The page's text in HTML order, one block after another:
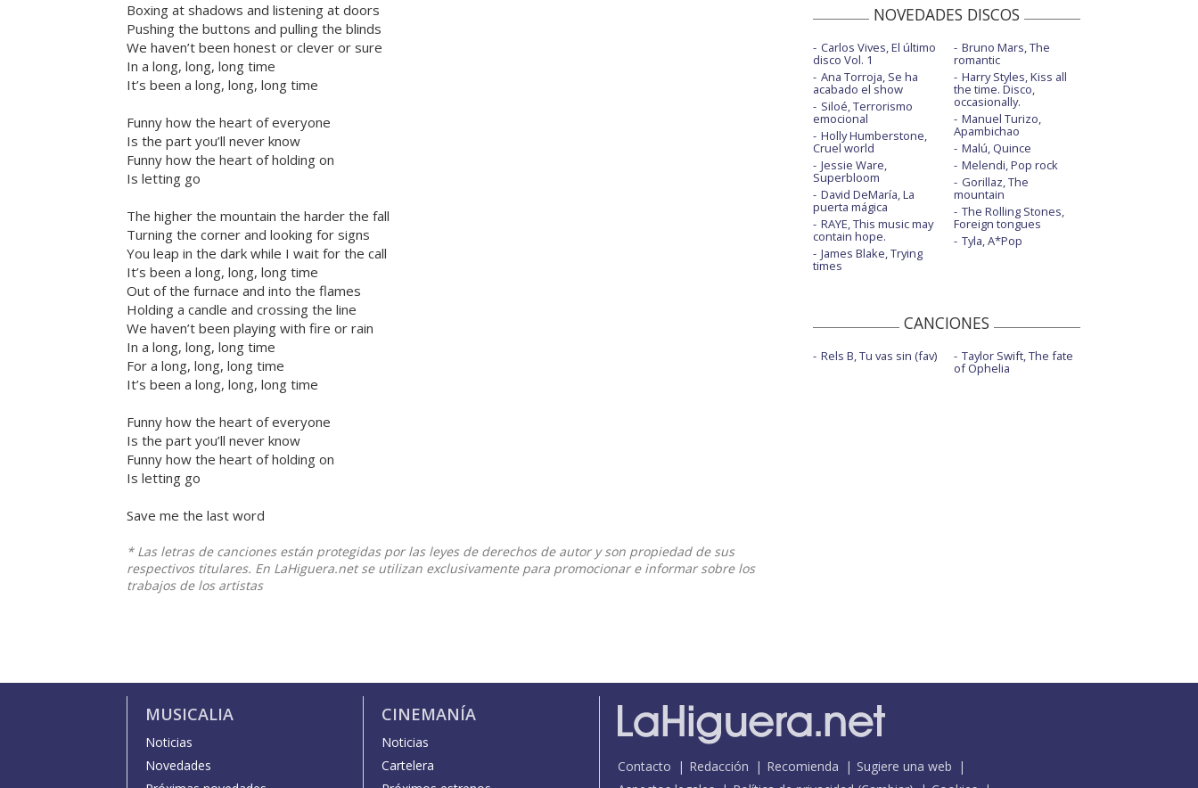
Boxing at shadows and listening at doors
Pushing the buttons and pulling the blinds
We haven’t been honest or clever or sure
In a long, long, long time
It’s been a long, long, long time
Funny how the heart of everyone
Is the part you’ll never know
Funny how the heart of holding on
Is letting go
The higher the mountain the harder the fall
Turning the corner and looking for signs
You leap in the dark while I wait for the call
It’s been a long, long, long time
Out of the furnace and into the flames
Holding a candle and crossing the line
We haven’t been playing with fire or rain
In a long, long, long time
For a long, long, long time
It’s been a long, long, long time
Funny how the heart of everyone
Is the part you’ll never know
Funny how the heart of holding on
Is letting go
Save me the last word
* Las letras de canciones están protegidas por las leyes de derechos de autor y son propiedad de sus
respectivos titulares. En LaHiguera.net se utilizan exclusivamente para promocionar e informar sobre los
trabajos de los artistas
NOVEDADES DISCOS
Carlos Vives, El último
disco Vol. 1
Ana Torroja, Se ha
acabado el show
Siloé, Terrorismo
emocional
Holly Humberstone,
Cruel world
Jessie Ware,
Superbloom
David DeMaría, La
puerta mágica
RAYE, This music may
contain hope.
James Blake, Trying
times
Bruno Mars, The
romantic
Harry Styles, Kiss all
the time. Disco,
occasionally.
Manuel Turizo,
Apambichao
Malú, Quince
Melendi, Pop rock
Gorillaz, The
mountain
The Rolling Stones,
Foreign tongues
Tyla, A*Pop
CANCIONES
Rels B, Tu vas sin (fav) Taylor Swift, The fate
of Ophelia
MUSICALIA
Noticias
Novedades
CINEMANÍA
Noticias
Cartelera
Contacto Redacción Recomienda
Sugiere una web